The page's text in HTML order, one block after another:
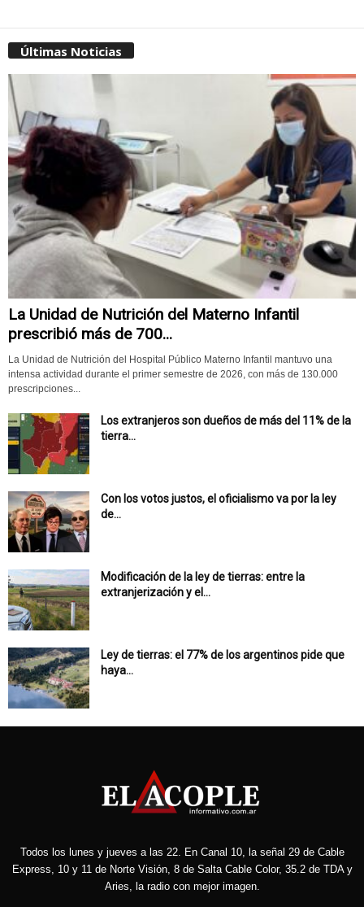
Últimas Noticias
La Unidad de Nutrición del Materno Infantil
prescribió más de 700...
La Unidad de Nutrición del Hospital Público Materno Infantil mantuvo una
intensa actividad durante el primer semestre de 2026, con más de 130.000
prescripciones...
Los extranjeros son dueños de más del 11% de la
tierra...
Con los votos justos, el oficialismo va por la ley
de...
Modificación de la ley de tierras: entre la
extranjerización y el...
Ley de tierras: el 77% de los argentinos pide que
haya...
Todos los lunes y jueves a las 22. En Canal 10, la señal 29 de Cable
Express, 10 y 11 de Norte Visión, 8 de Salta Cable Color, 35.2 de TDA y
Aries, la radio con mejor imagen.